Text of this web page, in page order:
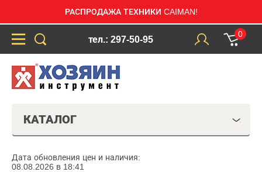
РАСПРОДАЖА ТЕХНИКИ CAIMAN!
тел.: 297-50-95
0
КАТАЛОГ
Дата обновления цен и наличия:
08.08.2026 в 18:41